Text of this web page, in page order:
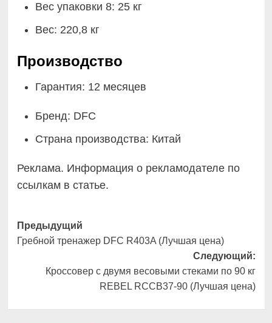
Вес упаковки 8: 25 кг
Вес: 220,8 кг
Производство
Гарантия: 12 месяцев
Бренд: DFC
Страна производства: Китай
Реклама. Информация о рекламодателе по
ссылкам в статье.
Навигация
записи
Предыдущий
Гребной тренажер DFC R403A (Лучшая цена)
Следующий:
Кроссовер с двумя весовыми стеками по 90 кг
REBEL RCCB37-90 (Лучшая цена)